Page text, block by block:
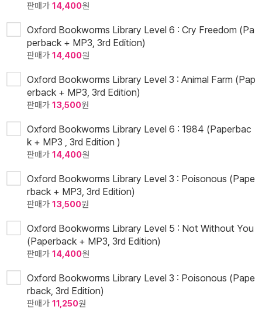
판매가 14,400원
Oxford Bookworms Library Level 6 : Cry Freedom (Pa
perback + MP3, 3rd Edition)
판매가 14,400원
Oxford Bookworms Library Level 3 : Animal Farm (Pap
erback + MP3, 3rd Edition)
판매가 13,500원
Oxford Bookworms Library Level 6 : 1984 (Paperbac
k + MP3 , 3rd Edition )
판매가 14,400원
Oxford Bookworms Library Level 3 : Poisonous (Pape
rback + MP3, 3rd Edition)
판매가 13,500원
Oxford Bookworms Library Level 5 : Not Without You
(Paperback + MP3, 3rd Edition)
판매가 14,400원
Oxford Bookworms Library Level 3 : Poisonous (Pape
rback, 3rd Edition)
판매가 11,250원